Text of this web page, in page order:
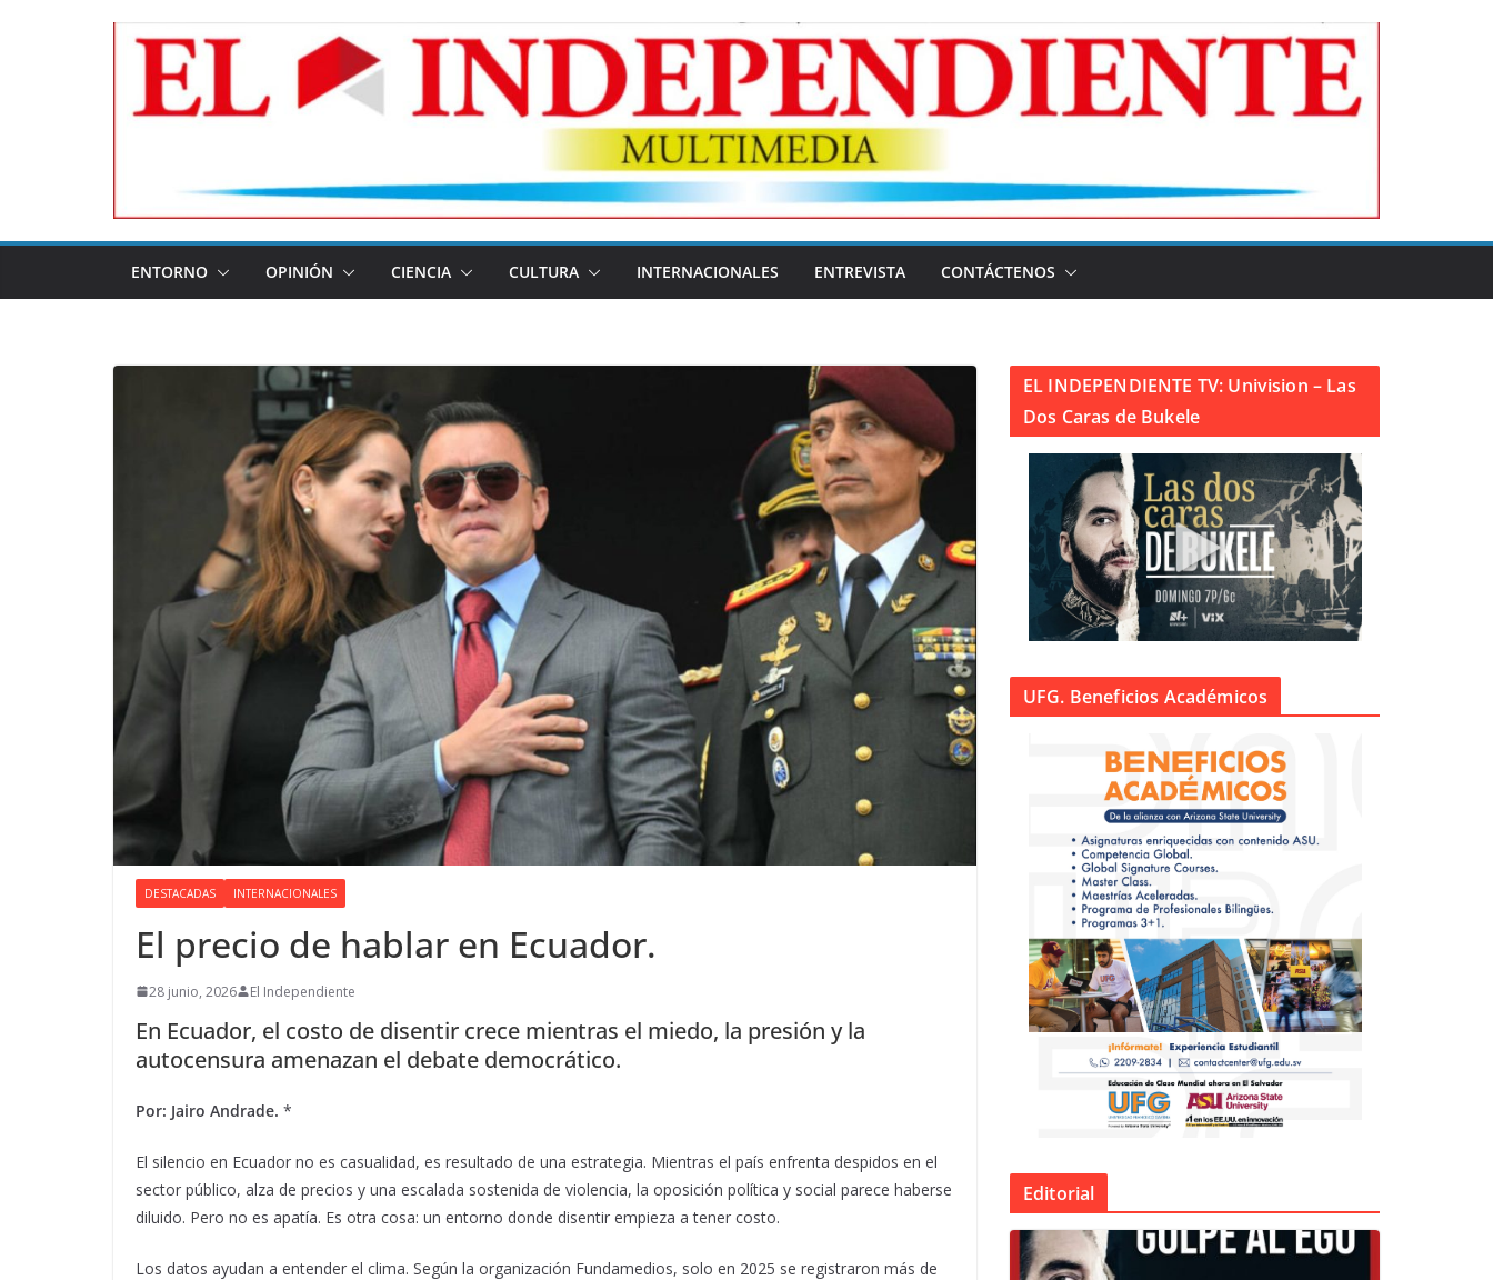
ENTORNO OPINIÓN CIENCIA CULTURA INTERNACIONALES ENTREVISTA CONTÁCTENOS
DESTACADAS INTERNACIONALES
El precio de hablar en Ecuador.
28 junio, 2026 El Independiente
En Ecuador, el costo de disentir crece mientras el miedo, la presión y la
autocensura amenazan el debate democrático.
Por: Jairo Andrade. *
El silencio en Ecuador no es casualidad, es resultado de una estrategia. Mientras el país enfrenta despidos en el
sector público, alza de precios y una escalada sostenida de violencia, la oposición política y social parece haberse
diluido. Pero no es apatía. Es otra cosa: un entorno donde disentir empieza a tener costo.
Los datos ayudan a entender el clima. Según la organización Fundamedios, solo en 2025 se registraron más de
EL INDEPENDIENTE TV: Univision – Las
Dos Caras de Bukele
UFG. Beneficios Académicos
Editorial